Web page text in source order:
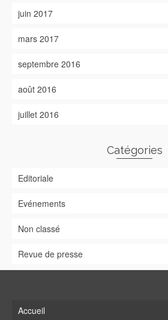
juin 2017
mars 2017
septembre 2016
août 2016
juillet 2016
Catégories
Editoriale
Evénements
Non classé
Revue de presse
Accueil